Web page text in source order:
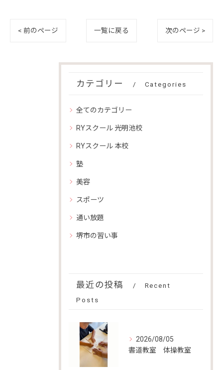
< 前のページ 一覧に戻る 次のページ >
カテゴリー Categories
全てのカテゴリー
RYスクール 光明池校
RYスクール 本校
塾
美容
スポーツ
通い放題
堺市の習い事
最近の投稿
Recent
Posts
2026/08/05
書道教室 体操教室